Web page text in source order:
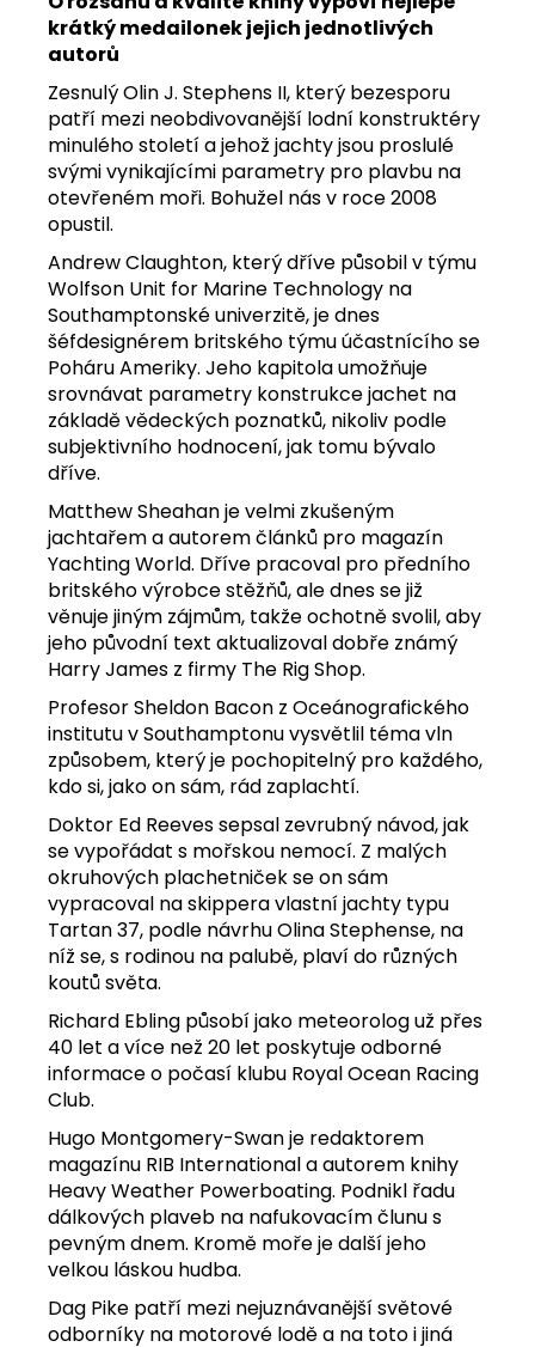
krátký medailonek jejich jednotlivých
autorů
Zesnulý Olin J. Stephens II, který bezesporu
patří mezi neobdivovanější lodní konstruktéry
minulého století a jehož jachty jsou proslulé
svými vynikajícími parametry pro plavbu na
otevřeném moři. Bohužel nás v roce 2008
opustil.
Andrew Claughton, který dříve působil v týmu
Wolfson Unit for Marine Technology na
Southamptonské univerzitě, je dnes
šéfdesignérem britského týmu účastnícího se
Poháru Ameriky. Jeho kapitola umožňuje
srovnávat parametry konstrukce jachet na
základě vědeckých poznatků, nikoliv podle
subjektivního hodnocení, jak tomu bývalo
dříve.
Matthew Sheahan je velmi zkušeným
jachtařem a autorem článků pro magazín
Yachting World. Dříve pracoval pro předního
britského výrobce stěžňů, ale dnes se již
věnuje jiným zájmům, takže ochotně svolil, aby
jeho původní text aktualizoval dobře známý
Harry James z firmy The Rig Shop.
Profesor Sheldon Bacon z Oceánografického
institutu v Southamptonu vysvětlil téma vln
způsobem, který je pochopitelný pro každého,
kdo si, jako on sám, rád zaplachtí.
Doktor Ed Reeves sepsal zevrubný návod, jak
se vypořádat s mořskou nemocí. Z malých
okruhových plachetniček se on sám
vypracoval na skippera vlastní jachty typu
Tartan 37, podle návrhu Olina Stephense, na
níž se, s rodinou na palubě, plaví do různých
koutů světa.
Richard Ebling působí jako meteorolog už přes
40 let a více než 20 let poskytuje odborné
informace o počasí klubu Royal Ocean Racing
Club.
Hugo Montgomery-Swan je redaktorem
magazínu RIB International a autorem knihy
Heavy Weather Powerboating. Podnikl řadu
dálkových plaveb na nafukovacím člunu s
pevným dnem. Kromě moře je další jeho
velkou láskou hudba.
Dag Pike patří mezi nejuznávanější světové
odborníky na motorové lodě a na toto i jiná